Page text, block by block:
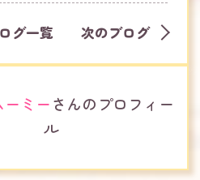
ミーさんのプロフィー
ル
グ一覧 次のブログ